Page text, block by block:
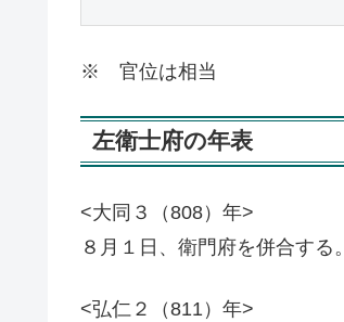
※ 官位は相当
左衛士府の年表
<大同３（808）年>
８月１日、衛門府を併合する。
<弘仁２（811）年>